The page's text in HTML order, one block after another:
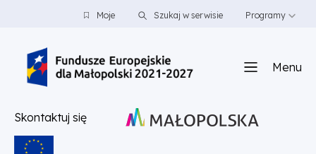
PRZEJDŹ DO TREŚCI
PRZEJDŹ DO MENUMoje Szukaj w serwisie Programy
Menu
Skontaktuj się